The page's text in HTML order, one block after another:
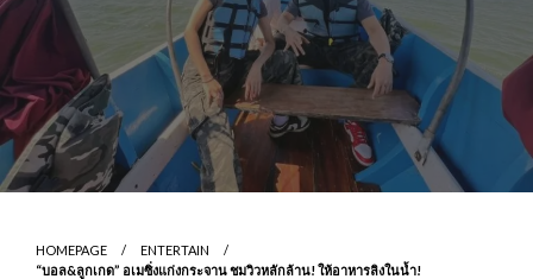
HOMEPAGE
ENTERTAIN
“บอล&ลูกเกด” อเมซิ่งแก่งกระจาน ชมวิวหลักล้าน! ให้อาหารลิงในน้ำ!